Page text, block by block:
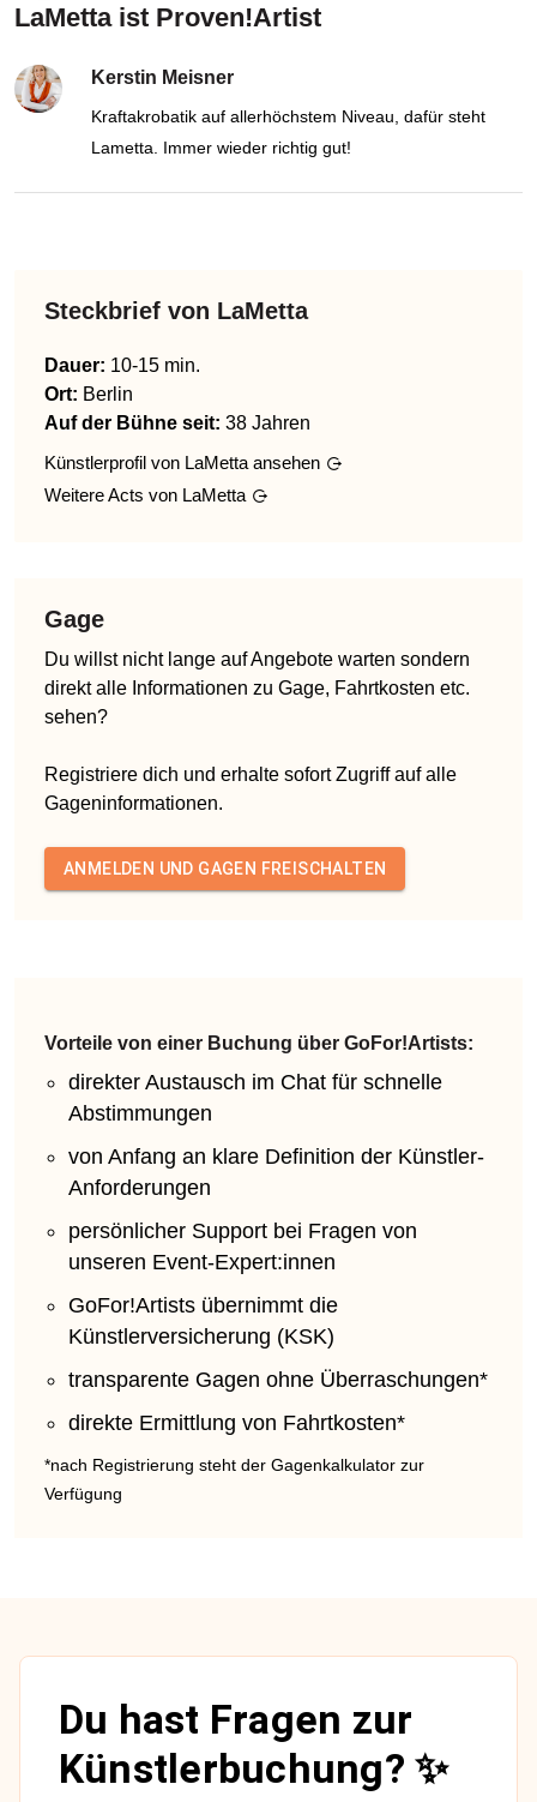
LaMetta ist Proven!Artist
Kerstin Meisner
Kraftakrobatik auf allerhöchstem Niveau, dafür steht
Lametta. Immer wieder richtig gut!
Steckbrief von LaMetta
Dauer: 10-15 min.
Ort: Berlin
Auf der Bühne seit: 38 Jahren
Künstlerprofil von LaMetta ansehen
Weitere Acts von LaMetta
Gage
Du willst nicht lange auf Angebote warten sondern
direkt alle Informationen zu Gage, Fahrtkosten etc.
sehen?
Registriere dich und erhalte sofort Zugriff auf alle
Gageninformationen.
ANMELDEN UND GAGEN FREISCHALTEN
Vorteile von einer Buchung über GoFor!Artists:
direkter Austausch im Chat für schnelle
Abstimmungen
von Anfang an klare Definition der Künstler-
Anforderungen
persönlicher Support bei Fragen von
unseren Event-Expert:innen
GoFor!Artists übernimmt die
Künstlerversicherung (KSK)
transparente Gagen ohne Überraschungen*
direkte Ermittlung von Fahrtkosten*
*nach Registrierung steht der Gagenkalkulator zur
Verfügung
Du hast Fragen zur
Künstlerbuchung? ✨